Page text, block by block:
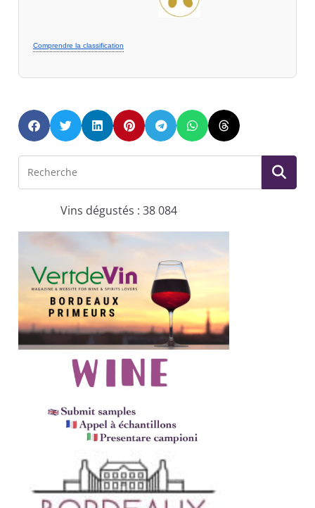
Comprendre la classification
Vins dégustés : 38 084